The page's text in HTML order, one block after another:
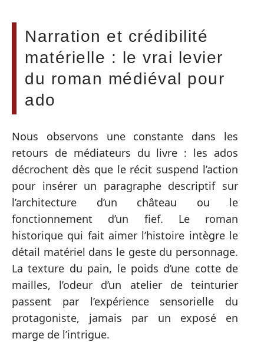
Narration et crédibilité
matérielle : le vrai levier
du roman médiéval pour
ado
Nous observons une constante dans les
retours de médiateurs du livre : les ados
décrochent dès que le récit suspend l’action
pour insérer un paragraphe descriptif sur
l’architecture d’un château ou le
fonctionnement d’un fief. Le roman
historique qui fait aimer l’histoire intègre le
détail matériel dans le geste du personnage.
La texture du pain, le poids d’une cotte de
mailles, l’odeur d’un atelier de teinturier
passent par l’expérience sensorielle du
protagoniste, jamais par un exposé en
marge de l’intrigue.